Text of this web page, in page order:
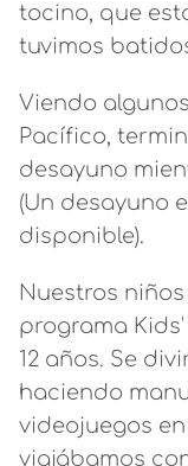
tocino, que
tuvimos
Viendo
Pacífico,
desayuno
(Un desayuno
disponible).
Nuestros
programa
12 años. Se
haciendo
videojuegos
viajábamos